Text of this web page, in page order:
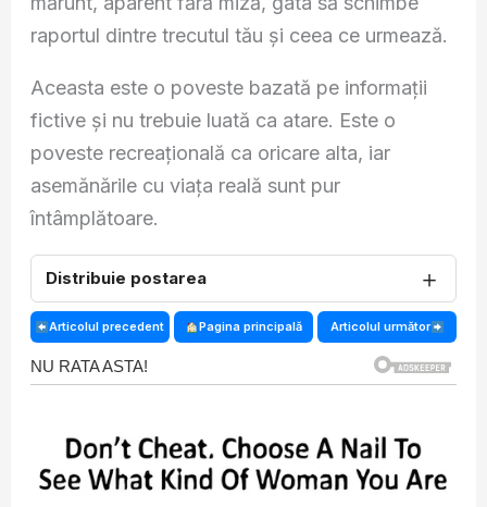
raportul dintre trecutul tău și ceea ce urmează.
Aceasta este o poveste bazată pe informații
fictive și nu trebuie luată ca atare. Este o
poveste recreațională ca oricare alta, iar
asemănările cu viața reală sunt pur
întâmplătoare.
Distribuie postarea ＋
Articolul precedent Pagina principală Articolul următor